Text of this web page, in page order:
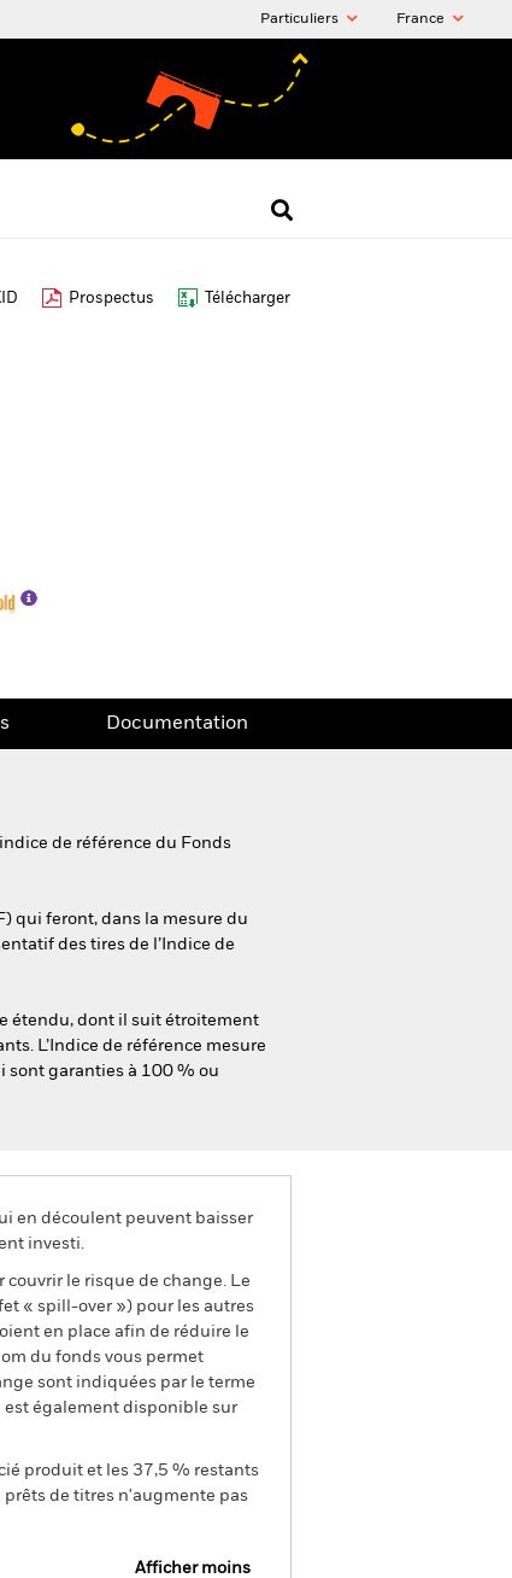
Particuliers France
Prospectus Télécharger
Documentation
de référence du Fonds
qui feront, dans la mesure du
des tires de l’Indice de
étendu, dont il suit étroitement
L’Indice de référence mesure
sont garanties à 100 % ou
en découlent peuvent baisser
investi.
couvrir le risque de change. Le
« spill-over ») pour les autres
en place afin de réduire le
du fonds vous permet
sont indiquées par le terme
est également disponible sur
produit et les 37,5 % restants
prêts de titres n'augmente pas
Afficher moins